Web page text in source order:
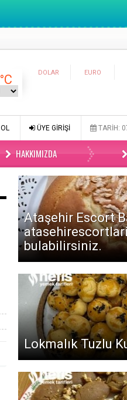
DOLAR EURO
°C
Tuzlu Kurabiye TARİH:
ÜYE GİRİŞİ
HAKKIMIZDA
Ataşehir Escort
bulabilirsiniz.
Lokmalık Tuzlu